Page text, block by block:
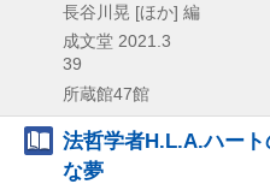
長谷川晃 [ほか] 編
成文堂 2021.3
39
所蔵館47館
法哲学者H.L.A.ハー
な夢